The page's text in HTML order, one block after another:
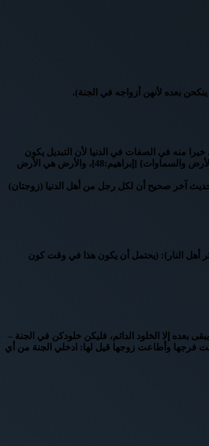
بعده لأنهن أزواجه في الجنة).
منه في الصفات في الدنيا لأن التبديل يكون
بتبديل الأعيان كما لو بعت شاة ببعير مثلا ويكون بتبديل الأوصاف كما لو قلت لك بدل الله كفر هذا الرجل بإيمان وكما في قوله تعالى: {ويوم تبدل الأرض غير الأرض والسماوات} [إبراهيم:48]، والأرض هي الأرض
آخر صحيح أن لكل رجل من أهل الدنيا (زوجتان)
أهل النار}: (يحتمل أن يكون هذا في وقت كون
بعده إلا الخلود الدائم، فليكن خلودكن في الجنة –
فرجها وأطاعت زوجها قيل لها: ادخلي الجنة من أي